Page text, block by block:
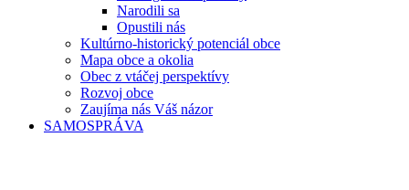
Narodili sa
Opustili nás
Kultúrno-historický potenciál obce
Mapa obce a okolia
Obec z vtáčej perspektívy
Rozvoj obce
Zaujíma nás Váš názor
SAMOSPRÁVA